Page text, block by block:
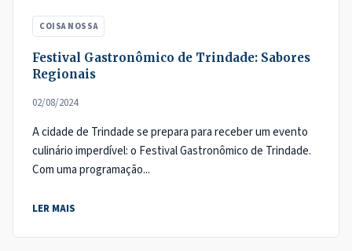
COISA NOSSA
Festival Gastronômico de Trindade: Sabores
Regionais
02/08/2024
A cidade de Trindade se prepara para receber um evento
culinário imperdível: o Festival Gastronômico de Trindade.
Com uma programação...
LER MAIS